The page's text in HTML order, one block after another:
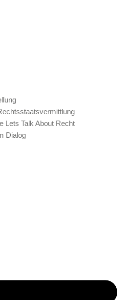
Lets Talk About Recht
Dialog